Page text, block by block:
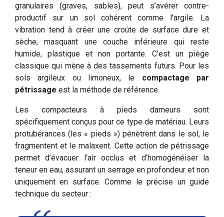
granulaires (graves, sables), peut s’avérer contre-
productif sur un sol cohérent comme l’argile. La
vibration tend à créer une croûte de surface dure et
sèche, masquant une couche inférieure qui reste
humide, plastique et non portante. C’est un piège
classique qui mène à des tassements futurs. Pour les
sols argileux ou limoneux, le compactage par
pétrissage est la méthode de référence.
Les compacteurs à pieds dameurs sont
spécifiquement conçus pour ce type de matériau. Leurs
protubérances (les « pieds ») pénètrent dans le sol, le
fragmentent et le malaxent. Cette action de pétrissage
permet d’évacuer l’air occlus et d’homogénéiser la
teneur en eau, assurant un serrage en profondeur et non
uniquement en surface. Comme le précise un guide
technique du secteur :